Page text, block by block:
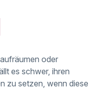
oder
es schwer, ihren
zu setzen, wenn diese